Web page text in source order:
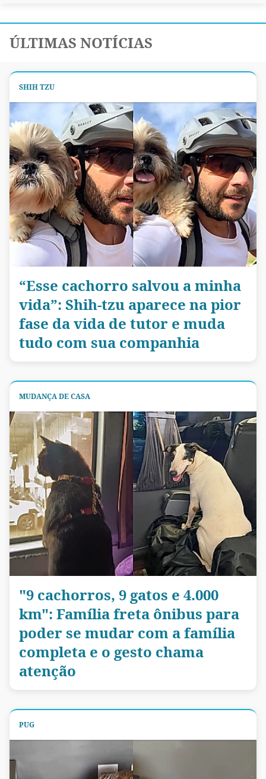
ÚLTIMAS NOTÍCIAS
SHIH TZU
“Esse cachorro salvou a minha
vida”: Shih-tzu aparece na pior
fase da vida de tutor e muda
tudo com sua companhia
MUDANÇA DE CASA
"9 cachorros, 9 gatos e 4.000
km": Família freta ônibus para
poder se mudar com a família
completa e o gesto chama
atenção
PUG